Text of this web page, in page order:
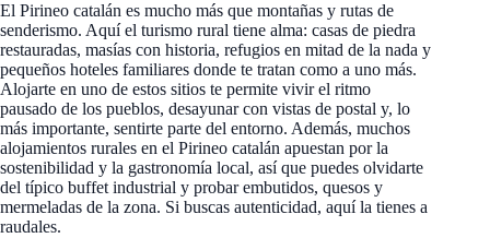
El Pirineo catalán es mucho más que montañas y rutas de
senderismo. Aquí el turismo rural tiene alma: casas de piedra
restauradas, masías con historia, refugios en mitad de la nada y
pequeños hoteles familiares donde te tratan como a uno más.
Alojarte en uno de estos sitios te permite vivir el ritmo
pausado de los pueblos, desayunar con vistas de postal y, lo
más importante, sentirte parte del entorno. Además, muchos
alojamientos rurales en el Pirineo catalán apuestan por la
sostenibilidad y la gastronomía local, así que puedes olvidarte
del típico buffet industrial y probar embutidos, quesos y
mermeladas de la zona. Si buscas autenticidad, aquí la tienes a
raudales.